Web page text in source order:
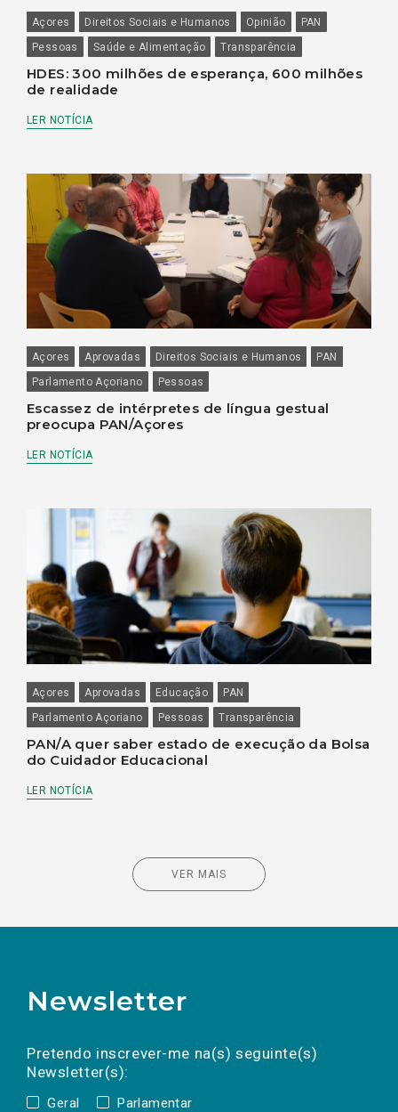
Açores Direitos Sociais e Humanos Opinião
PAN
Pessoas
Saúde e Alimentação Transparência
HDES: 300 milhões de esperança, 600 milhões
de realidade
LER NOTÍCIA
Açores Aprovadas Direitos Sociais e Humanos
PAN
Parlamento Açoriano
Pessoas
Escassez de intérpretes de língua gestual
preocupa PAN/Açores
LER NOTÍCIA
Açores Aprovadas Educação
PAN
Parlamento Açoriano
Pessoas Transparência
PAN/A quer saber estado de execução da Bolsa
do Cuidador Educacional
LER NOTÍCIA
VER MAIS
Newsletter
Pretendo inscrever-me na(s) seguinte(s)
Newsletter(s):
Geral Parlamentar
a(s) newsletter(s).
mail